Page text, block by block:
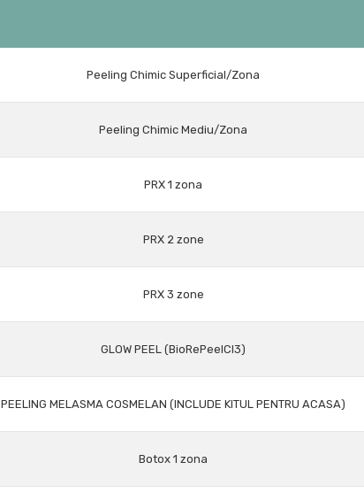
Peeling Chimic Superficial/Zona
Peeling Chimic Mediu/Zona
PRX 1 zona
PRX 2 zone
PRX 3 zone
GLOW PEEL (BioRePeelCI3)
PEELING MELASMA COSMELAN (INCLUDE KITUL PENTRU ACASA)
Botox 1 zona